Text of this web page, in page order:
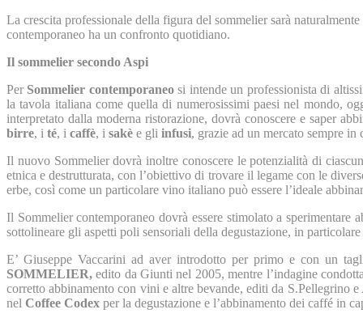
La crescita professionale della figura del sommelier sarà naturalmente
contemporaneo ha un confronto quotidiano.
Il sommelier secondo Aspi
Per Sommelier contemporaneosi intende un professionista di
la tavola italiana come quella di numerosissimi paesi nel mondo,
interpretato dalla moderna ristorazione, dovrà conoscere e saper
birre, i té, i caffè, i sakè e gli infusi, grazie ad un mercato sempre
Il nuovo Sommelier dovrà inoltre conoscere le potenzialità di
etnica e destrutturata, con l’obiettivo di trovare il legame con le
erbe, così come un particolare vino italiano può essere l’ideale
Il Sommelier contemporaneo dovrà essere stimolato a sperimentare
sottolineare gli aspetti poli sensoriali della degustazione, in
E’ Giuseppe Vaccarini ad aver introdotto per primo e con un
SOMMELIER, edito da Giunti nel 2005, mentre l’indagine
corretto abbinamento con vini e altre bevande, editi da S.Pellegrino
nel Coffee Codex per la degustazione e l’abbinamento dei caffé in